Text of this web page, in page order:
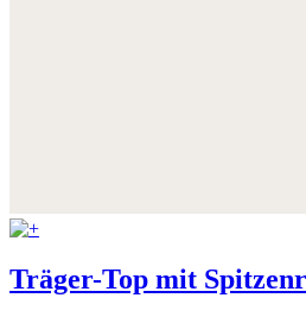
Träger-Top mit